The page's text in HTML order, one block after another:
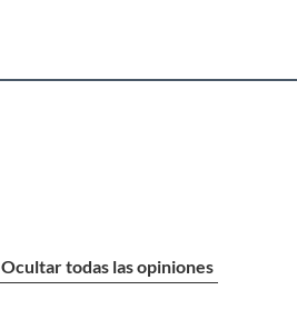
Ocultar todas las opiniones